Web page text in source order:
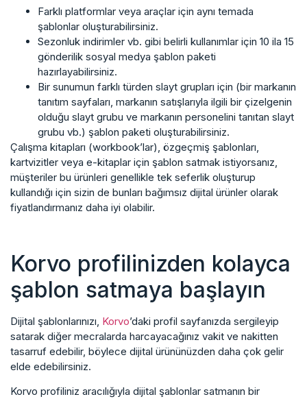
Farklı platformlar veya araçlar için aynı temada
şablonlar oluşturabilirsiniz.
Sezonluk indirimler vb. gibi belirli kullanımlar için 10 ila 15
gönderilik sosyal medya şablon paketi
hazırlayabilirsiniz.
Bir sunumun farklı türden slayt grupları için (bir markanın
tanıtım sayfaları, markanın satışlarıyla ilgili bir çizelgenin
olduğu slayt grubu ve markanın personelini tanıtan slayt
grubu vb.) şablon paketi oluşturabilirsiniz.
Çalışma kitapları (workbook’lar), özgeçmiş şablonları,
kartvizitler veya e-kitaplar için şablon satmak istiyorsanız,
müşteriler bu ürünleri genellikle tek seferlik oluşturup
kullandığı için sizin de bunları bağımsız dijital ürünler olarak
fiyatlandırmanız daha iyi olabilir.
Korvo profilinizden kolayca
şablon satmaya başlayın
Dijital şablonlarınızı, Korvo’daki profil sayfanızda sergileyip
satarak diğer mecralarda harcayacağınız vakit ve nakitten
tasarruf edebilir, böylece dijital ürününüzden daha çok gelir
elde edebilirsiniz.
Korvo profiliniz aracılığıyla dijital şablonlar satmanın bir